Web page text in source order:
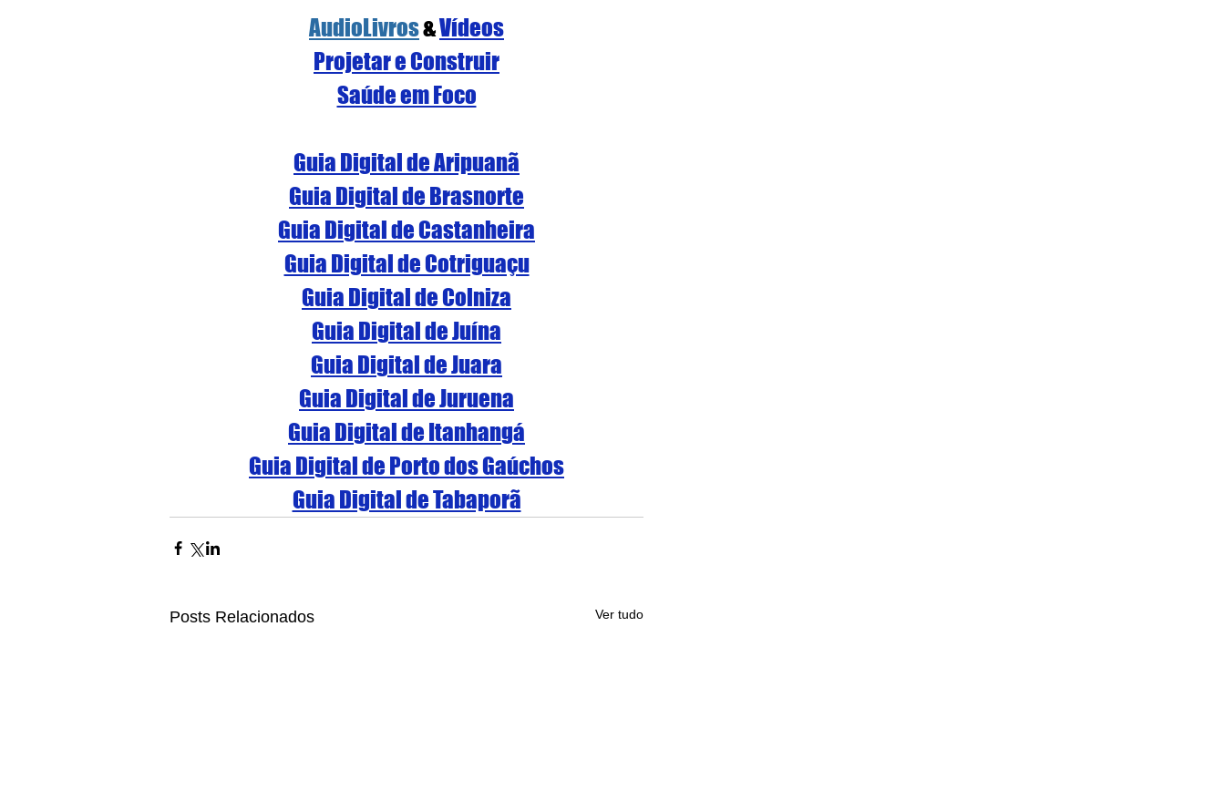
AudioLivros & Vídeos
Projetar e Construir
Saúde em Foco
Guia Digital de Aripuanã
Guia Digital de Brasnorte
Guia Digital de Castanheira
Guia Digital de Cotriguaçu
Guia Digital de Colniza
Guia Digital de Juína
Guia Digital de Juara
Guia Digital de Juruena
Guia Digital de Itanhangá
Guia Digital de Porto dos Gaúchos
Guia Digital de Tabaporã
Posts Relacionados Ver tudo